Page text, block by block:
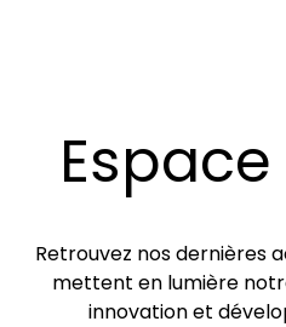
Retrouvez nos dernières
mettent en lumière
innovation et